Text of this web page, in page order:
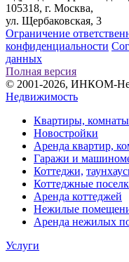
105318, г. Москва,
ул. Щербаковская, 3
Ограничение
конфиденциальности
данных
Полная версия
© 2001-2026, ИНКОМ-
Недвижимость
Квартиры, комнаты
Новостройки
Аренда квартир,
Гаражи и
Коттеджи,
Коттеджные
Аренда коттеджей
Нежилые
Аренда нежилых
Услуги